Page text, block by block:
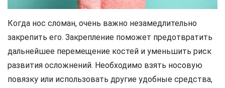
Когда нос сломан, очень важно незамедлительно
закрепить его. Закрепление поможет предотвратить
дальнейшее перемещение костей и уменьшить риск
развития осложнений. Необходимо взять носовую
повязку или использовать другие удобные средства,